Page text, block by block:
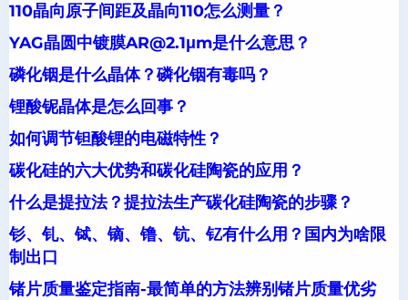
110晶向原子间距及晶向110怎么测量？
YAG晶圆中镀膜AR@2.1μm是什么意思？
磷化铟是什么晶体？磷化铟有毒吗？
锂酸铌晶体是怎么回事？
如何调节钽酸锂的电磁特性？
碳化硅的六大优势和碳化硅陶瓷的应用？
什么是提拉法？提拉法生产碳化硅陶瓷的步骤？
钐、钆、铽、镝、镥、钪、钇有什么用？国内为啥限
制出口
锗片质量鉴定指南-最简单的方法辨别锗片质量优劣